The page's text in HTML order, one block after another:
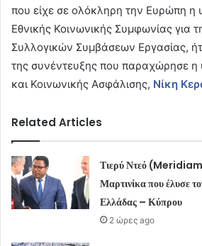
που είχε σε ολόκληρη την Ευρώπη η
Εθνικής Κοινωνικής Συμφωνίας για
Συλλογικών Συμβάσεων Εργασίας,
της συνέντευξης που παραχώρησε η
και Κοινωνικής Ασφάλισης, Νίκη
Related Articles
Τιερύ Ντεό
Μαρτινίκα που έλυσε
Ελλάδας – Κύπρου
2 ώρες ago